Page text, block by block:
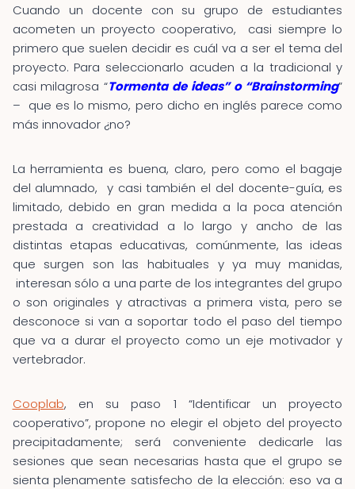
Cuando un docente con su grupo de estudiantes
acometen un proyecto cooperativo, casi siempre lo
primero que suelen decidir es cuál va a ser el tema del
proyecto. Para seleccionarlo acuden a la tradicional y
casi milagrosa “Tormenta de ideas” o “Brainstorming”
– que es lo mismo, pero dicho en inglés parece como
más innovador ¿no?
La herramienta es buena, claro, pero como el bagaje
del alumnado, y casi también el del docente-guía, es
limitado, debido en gran medida a la poca atención
prestada a creatividad a lo largo y ancho de las
distintas etapas educativas, comúnmente, las ideas
que surgen son las habituales y ya muy manidas,
interesan sólo a una parte de los integrantes del grupo
o son originales y atractivas a primera vista, pero se
desconoce si van a soportar todo el paso del tiempo
que va a durar el proyecto como un eje motivador y
vertebrador.
Cooplab, en su paso 1 “Identificar un proyecto
cooperativo”, propone no elegir el objeto del proyecto
precipitadamente; será conveniente dedicarle las
sesiones que sean necesarias hasta que el grupo se
sienta plenamente satisfecho de la elección: eso va a